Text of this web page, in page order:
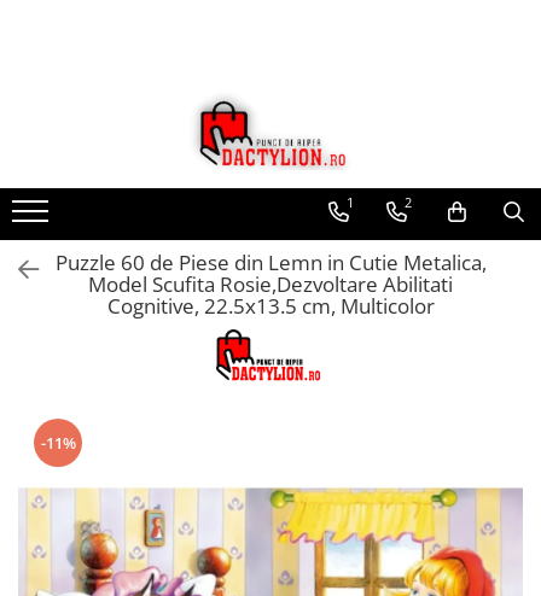
1 2
Puzzle 60 de Piese din Lemn in Cutie Metalica,
Model Scufita Rosie,Dezvoltare Abilitati
Cognitive, 22.5x13.5 cm, Multicolor
-11%